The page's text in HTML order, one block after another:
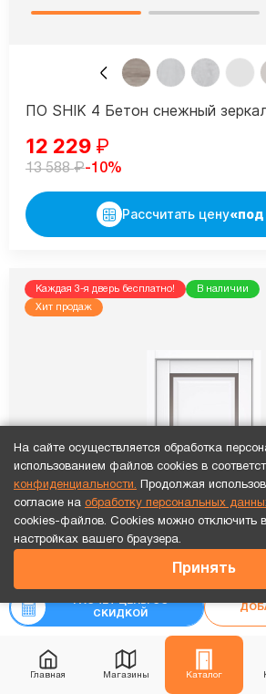
Главная Магазины Каталог
Точный расчет за 10 минут по
РАСЧЕТ ЦЕНЫ СО
СКИДКОЙ
ПО SHIK 4 Бетон снежный
12 229 ₽
13 588₽-10%
Рассчитать цену
Каждая 3-я дверь бесплатно!
В наличии
Хит продаж
На сайте осуществляется обработка
использованием файлов cookies в
конфиденциальности. Продолжая
согласие на обработку персональных
cookies-файлов. Cookies можно отключить
настройках вашего браузера.
Принять